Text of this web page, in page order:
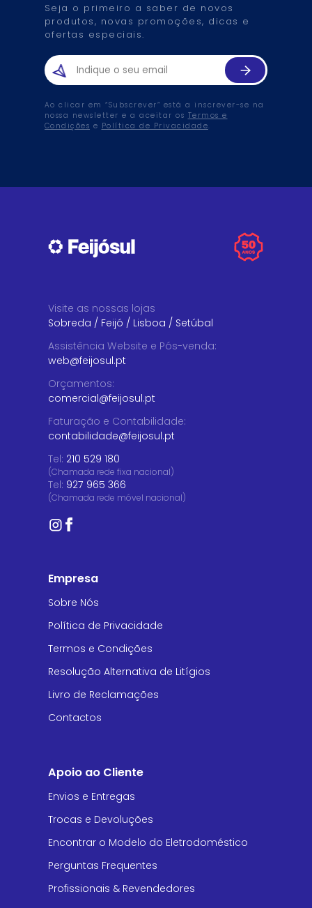
Seja o primeiro a saber de novos
produtos, novas promoções, dicas e
ofertas especiais.
Ao clicar em “Subscrever” está a inscrever-se na
nossa newsletter e a aceitar os Termos e
Condições e Política de Privacidade.
Visite as nossas lojas
Sobreda / Feijó / Lisboa / Setúbal
Assistência Website e Pós-venda:
web@feijosul.pt
Orçamentos:
comercial@feijosul.pt
Faturação e Contabilidade:
contabilidade@feijosul.pt
Tel: 210 529 180
(Chamada rede fixa nacional)
Tel: 927 965 366
(Chamada rede móvel nacional)
Empresa
Sobre Nós
Política de Privacidade
Termos e Condições
Resolução Alternativa de Litígios
Livro de Reclamações
Contactos
Apoio ao Cliente
Envios e Entregas
Trocas e Devoluções
Encontrar o Modelo do Eletrodoméstico
Perguntas Frequentes
Profissionais & Revendedores